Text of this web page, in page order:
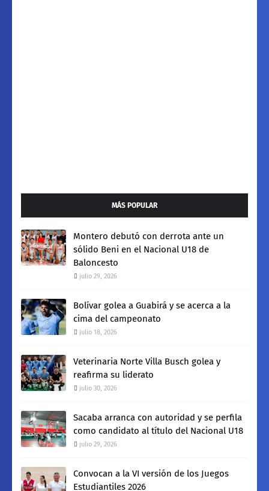
MÁS POPULAR
Montero debutó con derrota ante un
sólido Beni en el Nacional U18 de
Baloncesto
julio 29, 2026
Bolívar golea a Guabirá y se acerca a la
cima del campeonato
julio 18, 2026
Veterinaria Norte Villa Busch golea y
reafirma su liderato
julio 30, 2026
Sacaba arranca con autoridad y se perfila
como candidato al título del Nacional U18
julio 29, 2026
Convocan a la VI versión de los Juegos
Estudiantiles 2026